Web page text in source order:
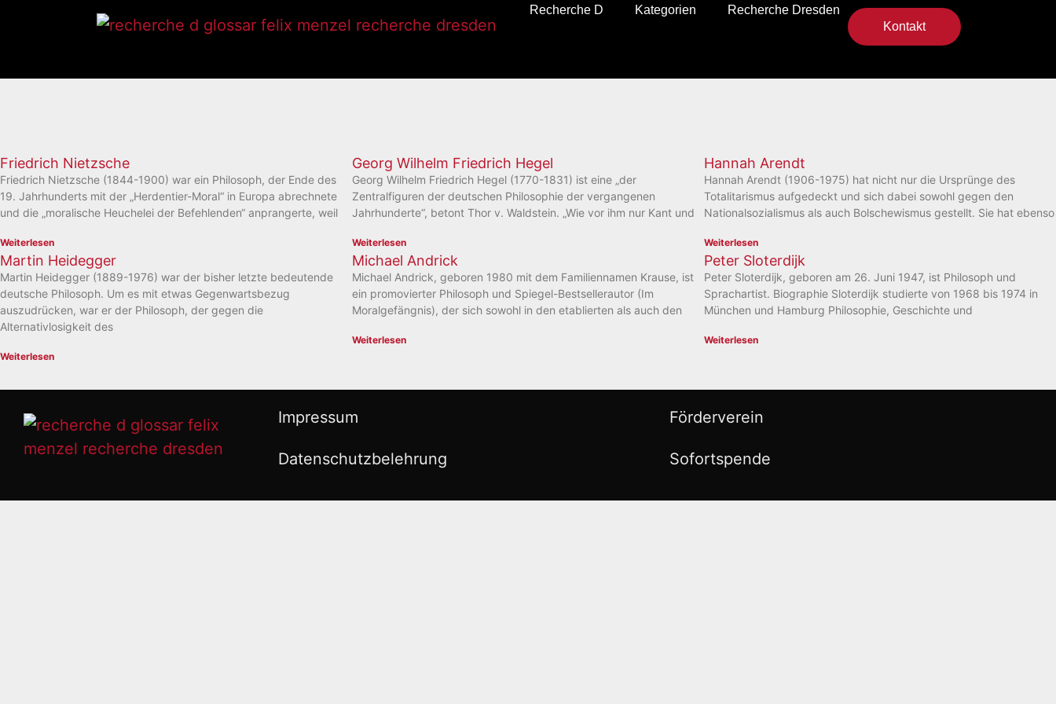
Kontakt
Recherche D Kategorien Recherche Dresden
Friedrich Nietzsche
Friedrich Nietzsche (1844-1900) war ein Philosoph, der Ende des
19. Jahrhunderts mit der „Herdentier-Moral“ in Europa abrechnete
und die „moralische Heuchelei der Befehlenden“ anprangerte, weil
Weiterlesen
Georg Wilhelm Friedrich Hegel
Georg Wilhelm Friedrich Hegel (1770-1831) ist eine „der
Zentralfiguren der deutschen Philosophie der vergangenen
Jahrhunderte“, betont Thor v. Waldstein. „Wie vor ihm nur Kant und
Weiterlesen
Hannah Arendt
Hannah Arendt (1906-1975) hat nicht nur die Ursprünge des
Totalitarismus aufgedeckt und sich dabei sowohl gegen den
Nationalsozialismus als auch Bolschewismus gestellt. Sie hat ebenso
Weiterlesen
Martin Heidegger
Martin Heidegger (1889-1976) war der bisher letzte bedeutende
deutsche Philosoph. Um es mit etwas Gegenwartsbezug
auszudrücken, war er der Philosoph, der gegen die
Alternativlosigkeit des
Weiterlesen
Michael Andrick
Michael Andrick, geboren 1980 mit dem Familiennamen Krause, ist
ein promovierter Philosoph und Spiegel-Bestsellerautor (Im
Moralgefängnis), der sich sowohl in den etablierten als auch den
Weiterlesen
Peter Sloterdijk
Peter Sloterdijk, geboren am 26. Juni 1947, ist Philosoph und
Sprachartist. Biographie Sloterdijk studierte von 1968 bis 1974 in
München und Hamburg Philosophie, Geschichte und
Weiterlesen
Impressum
Datenschutzbelehrung
Förderverein
Sofortspende